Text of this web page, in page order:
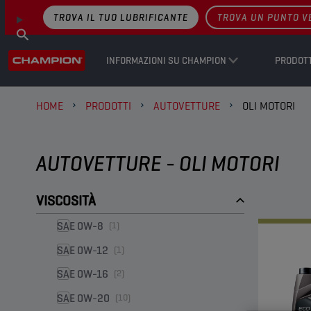
INFORMAZIONI SU CHAMPION
TROVA IL TUO LUBRIFICANTE TROVA UN PUNTO
HOME PRODOTTI AUTOVETTURE OLI MOTORI
AUTOVETTURE - OLI MOTORI
VISCOSITÀ
SAE 0W-8 (1)
SAE 0W-12 (1)
SAE 0W-16 (2)
SAE 0W-20 (10)